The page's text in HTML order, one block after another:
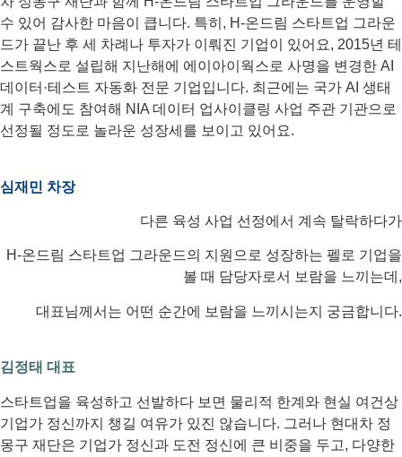
수 있어 감사한 마음이 큽니다. 특히, H-온드림 스타트업 그라운
드가 끝난 후 세 차례나 투자가 이뤄진 기업이 있어요, 2015년 테
스트웍스로 설립해 지난해에 에이아이웍스로 사명을 변경한 AI
데이터·테스트 자동화 전문 기업입니다. 최근에는 국가 AI 생태
계 구축에도 참여해 NIA 데이터 업사이클링 사업 주관 기관으로
선정될 정도로 놀라운 성장세를 보이고 있어요.
심재민 차장
다른 육성 사업 선정에서 계속 탈락하다가
H-온드림 스타트업 그라운드의 지원으로 성장하는 펠로 기업을
볼 때 담당자로서 보람을 느끼는데,
대표님께서는 어떤 순간에 보람을 느끼시는지 궁금합니다.
김정태 대표
스타트업을 육성하고 선발하다 보면 물리적 한계와 현실 여건상
기업가 정신까지 챙길 여유가 있진 않습니다. 그러나 현대차 정
몽구 재단은 기업가 정신과 도전 정신에 큰 비중을 두고, 다양한